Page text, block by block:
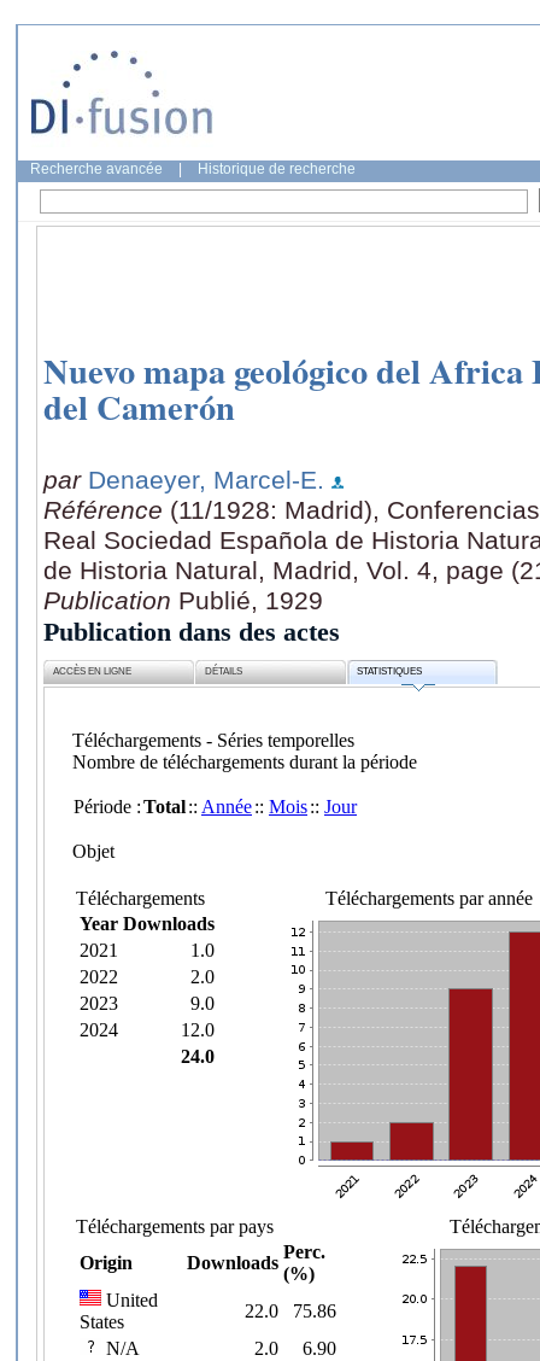
Recherche avancée Historique de recherche
Nuevo mapa geológico del
del Camerón
par Denaeyer, Marcel-E.
Référence (11/1928: Madrid),
Real Sociedad Española de Historia
de Historia Natural, Madrid, Vol. 4, page
Publication Publié, 1929
Publication dans des actes
ACCÈS EN LIGNE DÉTAILS STATISTIQUES